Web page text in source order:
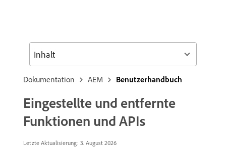
Dokumentation AEM Benutzerhandbuch
Eingestellte und entfernte
Funktionen und APIs
Letzte Aktualisierung: 3. August 2026
Inhalt